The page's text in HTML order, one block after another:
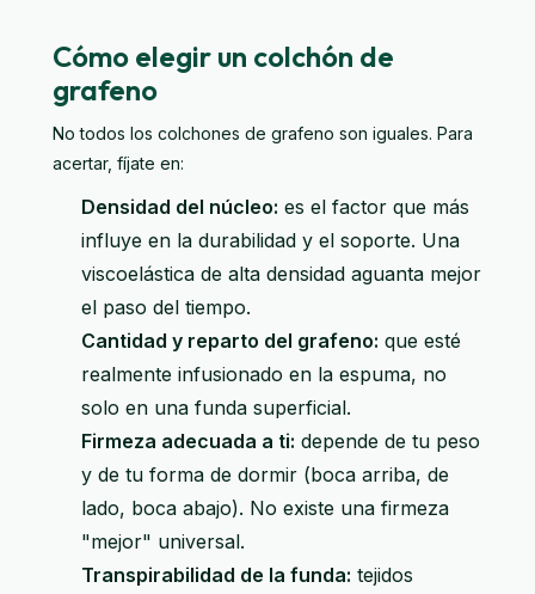
Cómo elegir un colchón de
grafeno
No todos los colchones de grafeno son iguales. Para
acertar, fíjate en:
Densidad del núcleo: es el factor que más
influye en la durabilidad y el soporte. Una
viscoelástica de alta densidad aguanta mejor
el paso del tiempo.
Cantidad y reparto del grafeno: que esté
realmente infusionado en la espuma, no
solo en una funda superficial.
Firmeza adecuada a ti: depende de tu peso
y de tu forma de dormir (boca arriba, de
lado, boca abajo). No existe una firmeza
"mejor" universal.
Transpirabilidad de la funda: tejidos